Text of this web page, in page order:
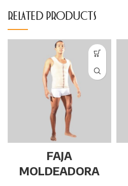
RELATED PRODUCTS
FAJA
MOLDEADORA